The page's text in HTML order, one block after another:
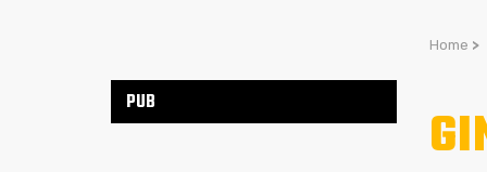
Home >
PUB